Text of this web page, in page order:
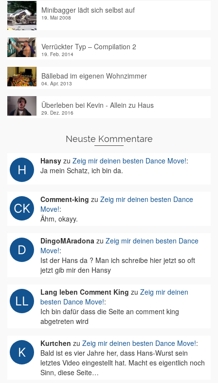
Minibagger lädt sich selbst auf
19. Mai 2008
Verrückter Typ – Compilation 2
19. Feb. 2014
Bällebad im eigenen Wohnzimmer
04. Apr. 2013
Überleben bei Kevin - Allein zu Haus
29. Dez. 2016
Neuste Kommentare
Hansy zu Zeig mir deinen besten Dance Move!:
Ja mein Schatz, ich bin da.
Comment-king zu Zeig mir deinen besten Dance
Move!:
Ähm, okayy.
DingoMAradona zu Zeig mir deinen besten Dance
Move!:
Ist der Hans da ? Man ich schreibe hier jetzt so oft
jetzt gib mir den Hansy
Lang leben Comment King zu Zeig mir deinen
besten Dance Move!:
Ich bin dafür dass die Seite an comment king
abgetreten wird
Kurtchen zu Zeig mir deinen besten Dance Move!:
Bald ist es vier Jahre her, dass Hans-Wurst sein
letztes Video eingestellt hat. Macht es eigentlich noch
Sinn, diese Seite…